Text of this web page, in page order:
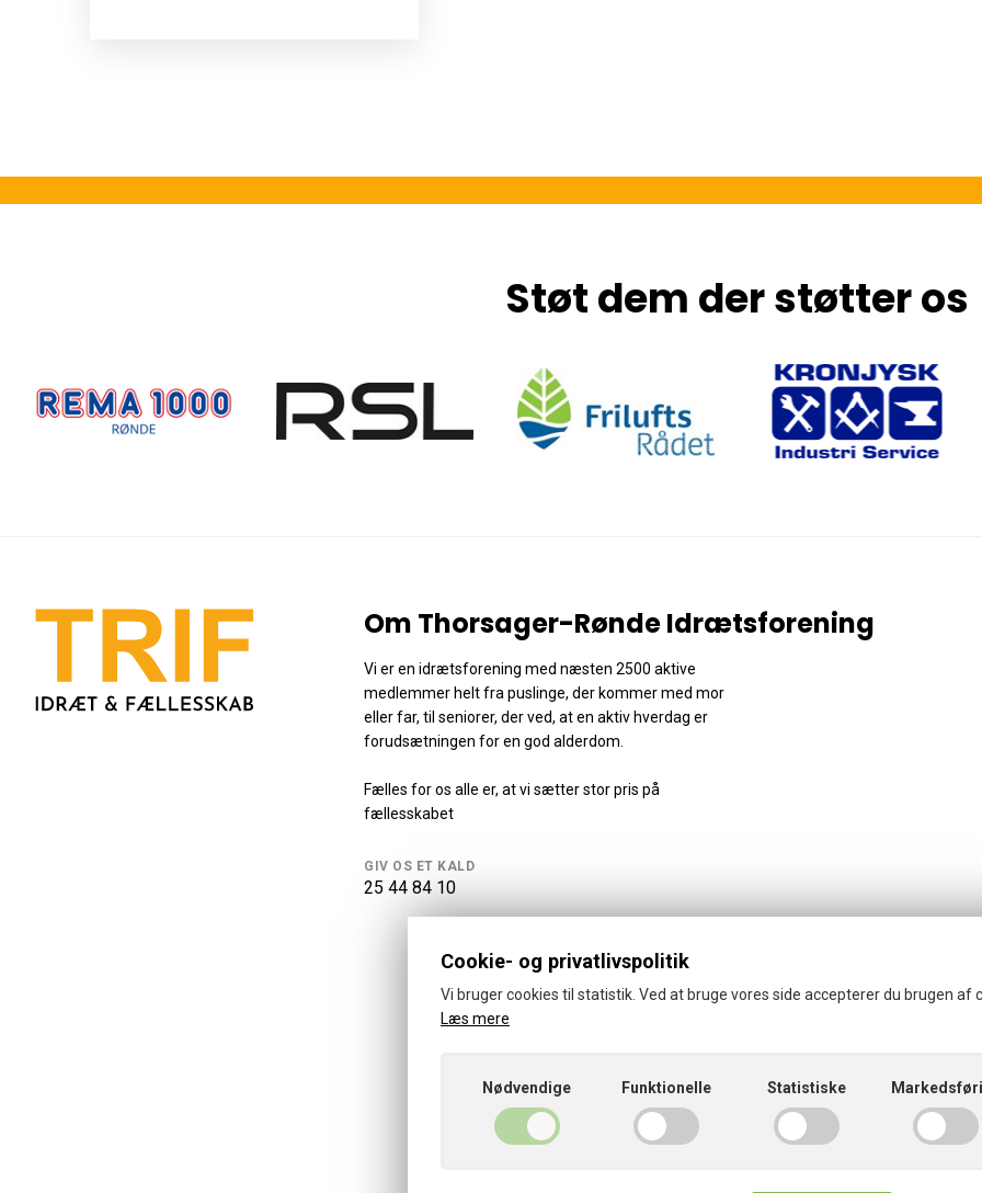
Støt dem der støtter os
Om Thorsager-Rønde Idrætsforening
Vi er en idrætsforening med næsten 2500 aktive
medlemmer helt fra puslinge, der kommer med mor
eller far, til seniorer, der ved, at en aktiv hverdag er
forudsætningen for en god alderdom.
Fælles for os alle er, at vi sætter stor pris på
fællesskabet
GIV OS ET KALD
25 44 84 10
Cookie- og privatlivspolitik
Vi bruger cookies til statistik. Ved at bruge vores side accepterer du brugen af
Læs mere
Nødvendige Funktionelle Statistiske